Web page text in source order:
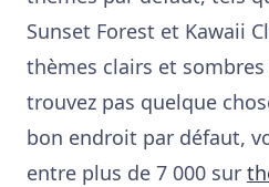
Sunset Forest et Kawaii
thèmes clairs et
trouvez pas quelque
bon endroit par défaut,
entre plus de 7 000 sur